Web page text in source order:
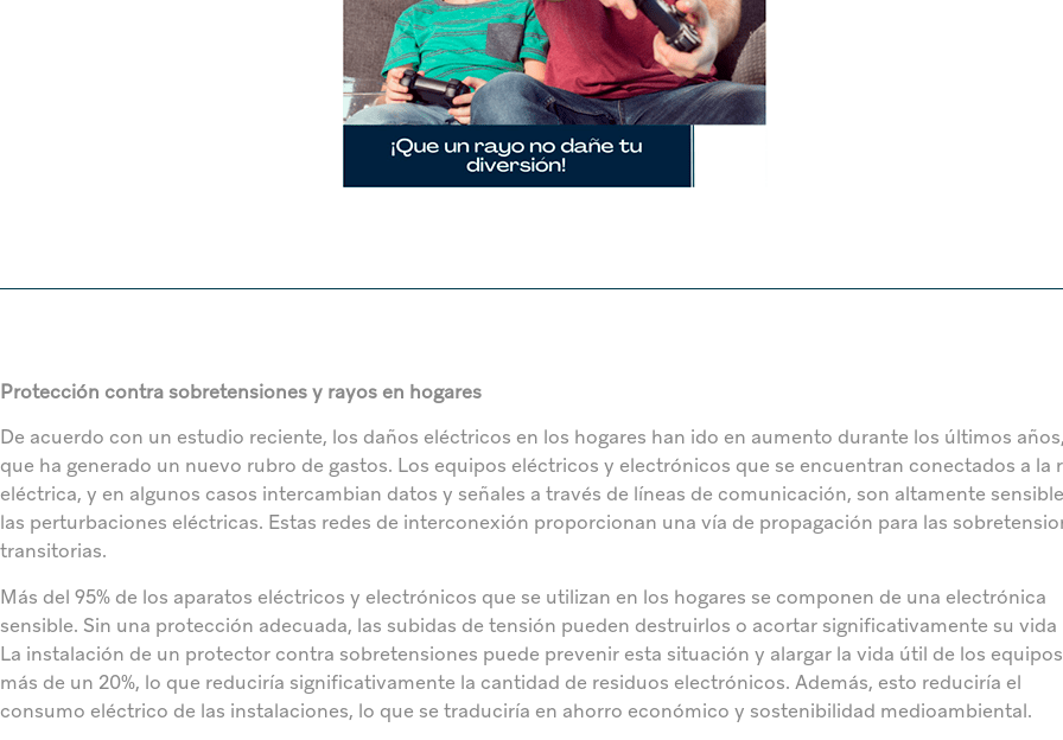
Protección contra sobretensiones y rayos en hogares
De acuerdo con un estudio reciente, los daños eléctricos en los hogares han ido en aumento durante los últimos
que ha generado un nuevo rubro de gastos. Los equipos eléctricos y electrónicos que se encuentran conectados a la
eléctrica, y en algunos casos intercambian datos y señales a través de líneas de comunicación, son altamente
las perturbaciones eléctricas. Estas redes de interconexión proporcionan una vía de propagación para las
transitorias.
Más del 95% de los aparatos eléctricos y electrónicos que se utilizan en los hogares se componen de una electrónica
sensible. Sin una protección adecuada, las subidas de tensión pueden destruirlos o acortar significativamente su vida
La instalación de un protector contra sobretensiones puede prevenir esta situación y alargar la vida útil de los
más de un 20%, lo que reduciría significativamente la cantidad de residuos electrónicos. Además, esto reduciría el
consumo eléctrico de las instalaciones, lo que se traduciría en ahorro económico y sostenibilidad medioambiental.